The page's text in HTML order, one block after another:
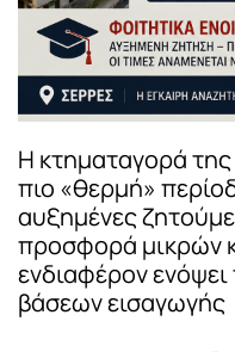
Η κτηματαγορά της
πιο «θερμή»
αυξημένες
προσφορά μικρών
ενδιαφέρον
βάσεων εισαγωγής